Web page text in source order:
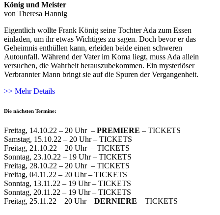
König und Meister
von Theresa Hannig
Eigentlich wollte Frank König seine Tochter Ada zum Essen
einladen, um ihr etwas Wichtiges zu sagen. Doch bevor er das
Geheimnis enthüllen kann, erleiden beide einen schweren
Autounfall. Während der Vater im Koma liegt, muss Ada allein
versuchen, die Wahrheit herauszubekommen. Ein mysteriöser
Verbrannter Mann bringt sie auf die Spuren der Vergangenheit.
>> Mehr Details
Die nächsten Termine:
Freitag, 14.10.22 – 20 Uhr – PREMIERE – TICKETS
Samstag, 15.10.22 – 20 Uhr – TICKETS
Freitag, 21.10.22 – 20 Uhr – TICKETS
Sonntag, 23.10.22 – 19 Uhr – TICKETS
Freitag, 28.10.22 – 20 Uhr – TICKETS
Freitag, 04.11.22 – 20 Uhr – TICKETS
Sonntag, 13.11.22 – 19 Uhr – TICKETS
Sonntag, 20.11.22 – 19 Uhr – TICKETS
Freitag, 25.11.22 – 20 Uhr – DERNIERE – TICKETS